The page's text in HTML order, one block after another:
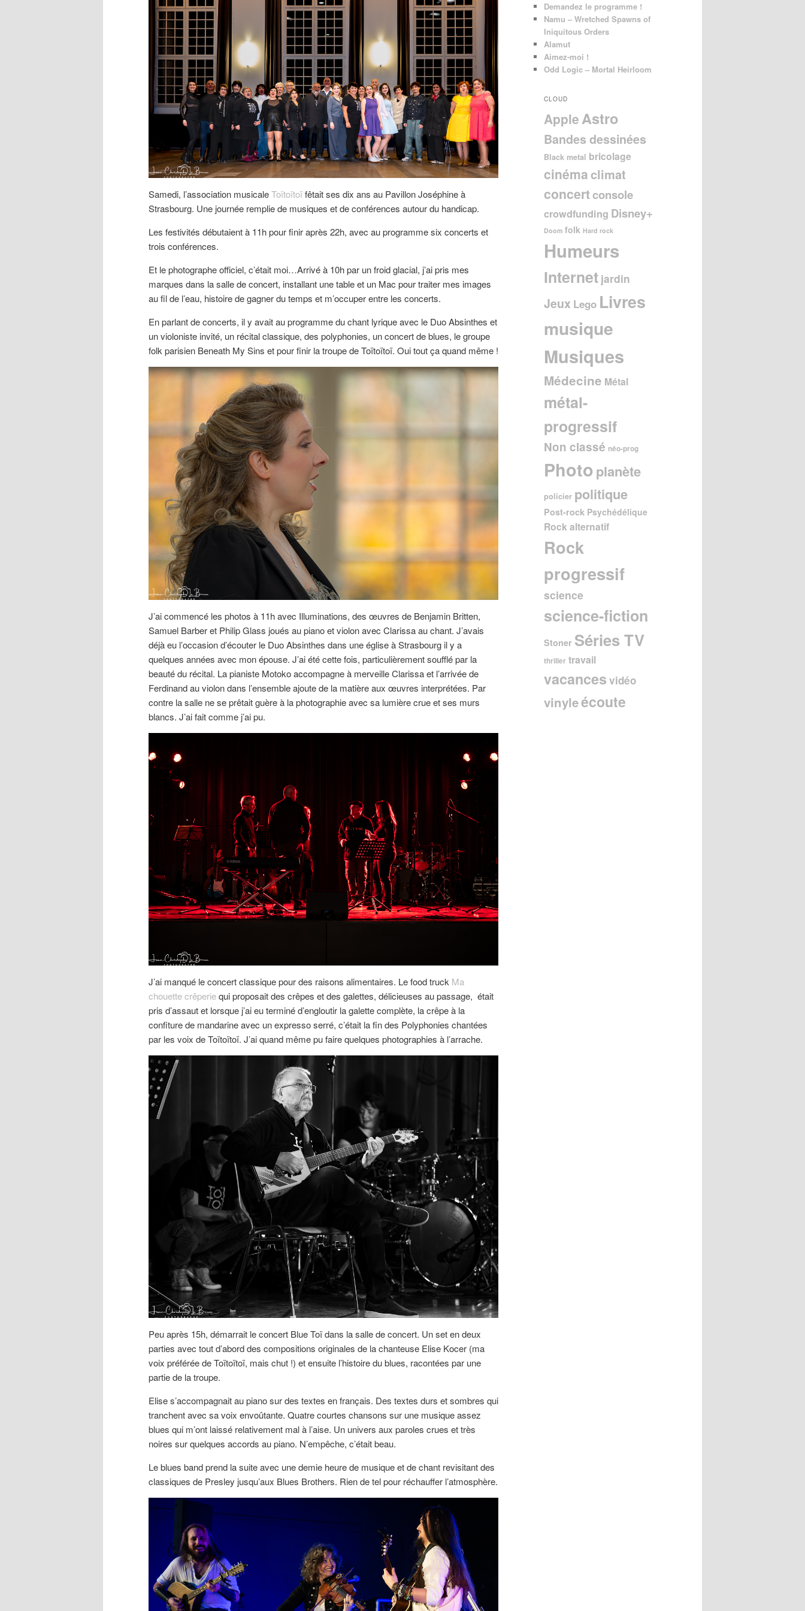
Samedi, l’association musicaleToïtoïtoïfêtait ses dix ans au Pavillon Joséphine à
Strasbourg. Une journée remplie de musiques et de conférences autour du handicap.
Les festivités débutaient à 11h pour finir après 22h, avec au programme six concerts et
trois conférences.
Et le photographe officiel, c’était moi…Arrivé à 10h par un froid glacial, j’ai pris mes
marques dans la salle de concert, installant une table et un Mac pour traiter mes images
au fil de l’eau, histoire de gagner du temps et m’occuper entre les concerts.
En parlant de concerts, il y avait au programme du chant lyrique avec le Duo Absinthes et
un violoniste invité, un récital classique, des polyphonies, un concert de blues, le groupe
folk parisien Beneath My Sins et pour finir la troupe de Toïtoïtoï. Oui tout ça quand même !
J’ai commencé les photos à 11h avec Illuminations, des œuvres de Benjamin Britten,
Samuel Barber et Philip Glass joués au piano et violon avec Clarissa au chant. J’avais
déjà eu l’occasion d’écouter le Duo Absinthes dans une église à Strasbourg il y a
quelques années avec mon épouse. J’ai été cette fois, particulièrement soufflé par la
beauté du récital. La pianiste Motoko accompagne à merveille Clarissa et l’arrivée de
Ferdinand au violon dans l’ensemble ajoute de la matière aux œuvres interprétées. Par
contre la salle ne se prêtait guère à la photographie avec sa lumière crue et ses murs
blancs. J’ai fait comme j’ai pu.
J’ai manqué le concert classique pour des raisons alimentaires. Le food truck Ma
chouette crêperiequi proposait des crêpes et des galettes, délicieuses au passage, était
pris d’assaut et lorsque j’ai eu terminé d’engloutir la galette complète, la crêpe à la
confiture de mandarine avec un expresso serré, c’était la fin des Polyphonies chantées
par les voix de Toïtoïtoï. J’ai quand même pu faire quelques photographies à l’arrache.
Peu après 15h, démarrait le concert Blue Toï dans la salle de concert. Un set en deux
parties avec tout d’abord des compositions originales de la chanteuse Elise Kocer (ma
voix préférée de Toïtoïtoï, mais chut !) et ensuite l’histoire du blues, racontées par une
partie de la troupe.
Elise s’accompagnait au piano sur des textes en français. Des textes durs et sombres qui
tranchent avec sa voix envoûtante. Quatre courtes chansons sur une musique assez
blues qui m’ont laissé relativement mal à l’aise. Un univers aux paroles crues et très
noires sur quelques accords au piano. N’empêche, c’était beau.
Le blues band prend la suite avec une demie heure de musique et de chant revisitant des
classiques de Presley jusqu’aux Blues Brothers. Rien de tel pour réchauffer l’atmosphère.
Demandez le programme !
Namu – Wretched Spawns of
Iniquitous Orders
Alamut
Aimez-moi !
Odd Logic – Mortal Heirloom
CLOUD
Apple Astro
Bandes dessinées
Black metal bricolage
cinéma climat
concertconsole
crowdfunding Disney+
Doom folk Hard rock
Humeurs
Internet jardin
Jeux Lego Livres
musique
Musiques
Médecine Métal
métal-
progressif
Non classé néo-prog
Photo planète
policier politique
Post-rock Psychédélique
Rock alternatif
Rock
progressif
science
science-fiction
Stoner Séries TV
thriller travail
vacances vidéo
vinyleécoute